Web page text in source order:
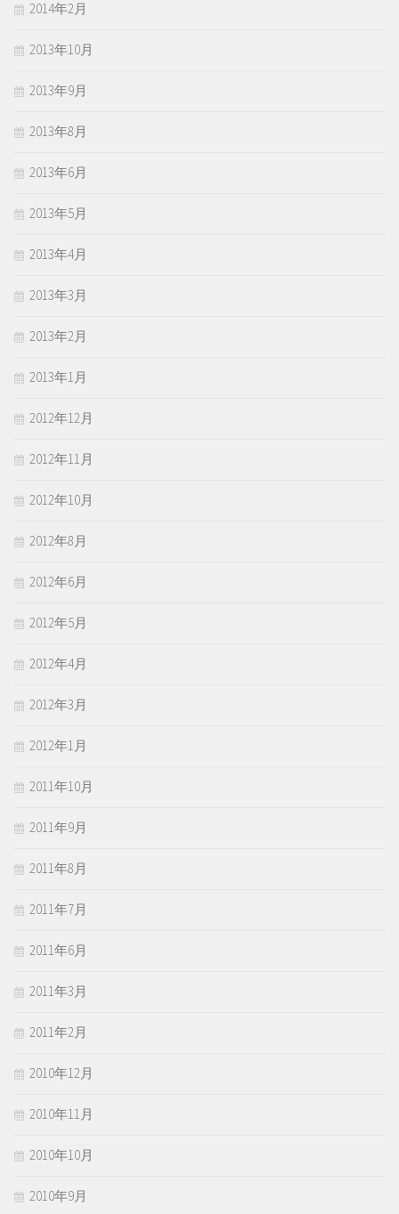
2014年2月
2013年10月
2013年9月
2013年8月
2013年6月
2013年5月
2013年4月
2013年3月
2013年2月
2013年1月
2012年12月
2012年11月
2012年10月
2012年8月
2012年6月
2012年5月
2012年4月
2012年3月
2012年1月
2011年10月
2011年9月
2011年8月
2011年7月
2011年6月
2011年3月
2011年2月
2010年12月
2010年11月
2010年10月
2010年9月